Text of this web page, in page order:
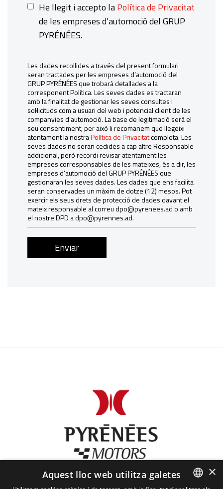
He llegit i accepto laPolítica de Privacitat
de les empreses d’automoció del GRUP
PYRÉNÉES.
Les dades recollides a través del present formulari
seran tractades per les empreses d’automoció del
GRUP PYRÉNÉES que trobarà detallades a la
corresponent Política. Les seves dades es tractaran
amb la finalitat de gestionar les seves consultes i
sol·licituds com a usuari del web i potencial client de les
companyies d’automoció. La base de legitimació serà el
seu consentiment, per això li recomanem que llegeixi
atentament la nostraPolítica de Privacitatcompleta. Les
seves dades no seran cedides a cap altre Responsable
addicional, però recordi revisar atentament les
empreses corresponsables de les mateixes, és a dir, les
empreses d’automoció del GRUP PYRÉNÉES que
gestionaran les seves dades. Les dades que ens facilita
seran conservades un màxim de dotze (12) mesos. Pot
exercir els seus drets de protecció de dades davant el
mateix responsable al correu dpo@pyrenees.ad o amb
el nostre DPD a dpo@pyrennes.ad.
×
Aquest lloc web utilitza galetes